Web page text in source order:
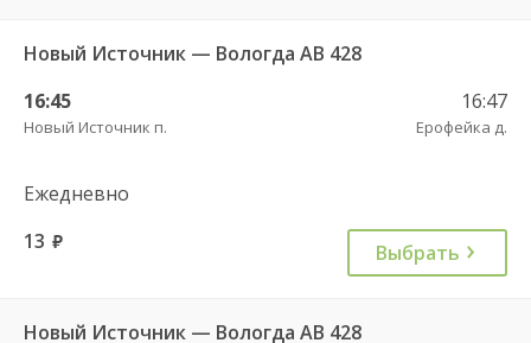
Новый Источник — Вологда АВ 428
16:45
Новый Источник п.
16:47
Ерофейка д.
Ежедневно
13 руб. Выбрать
Новый Источник — Вологда АВ 428